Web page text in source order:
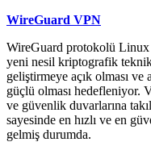
WireGuard VPN
WireGuard protokolü
yeni nesil kriptografik
geliştirmeye açık olması ve
güçlü olması hedefleniyor.
ve güvenlik duvarlarına
sayesinde en hızlı ve en
gelmiş durumda.